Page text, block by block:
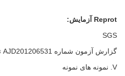
Reprot آزمایش:
SGS
گزارش آزمون شماره AJD201206531 تاریخ: NOV.27.
V. نمونه های نمونه